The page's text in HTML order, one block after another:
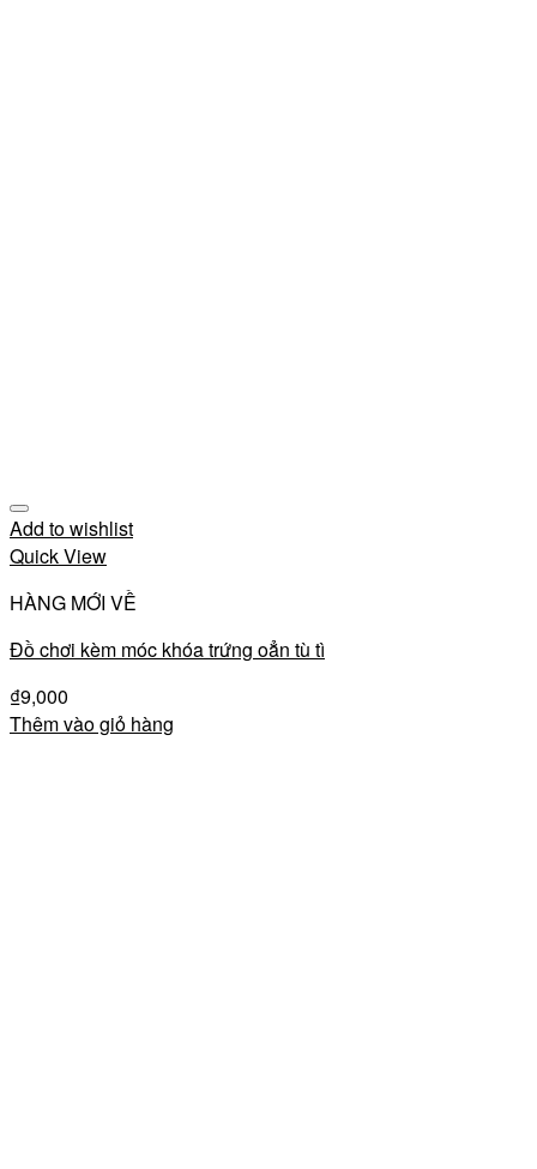
Add to wishlist
Quick View
HÀNG MỚI VỀ
Đồ chơi kèm móc khóa trứng oẳn tù tì
₫9,000
Thêm vào giỏ hàng